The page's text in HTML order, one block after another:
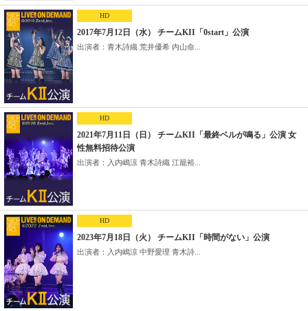
HD
2017年7月12日（水） チームKII「0start」公演
出演者：青木詩織 荒井優希 内山命...
HD
2021年7月11日（日） チームKII「最終ベルが鳴る」公演 女
性無料招待公演
出演者：入内嶋涼 青木詩織 江籠裕...
HD
2023年7月18日（火） チームKII「時間がない」公演
出演者：入内嶋涼 中野愛理 青木詩...